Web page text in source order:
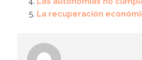
La recuperación